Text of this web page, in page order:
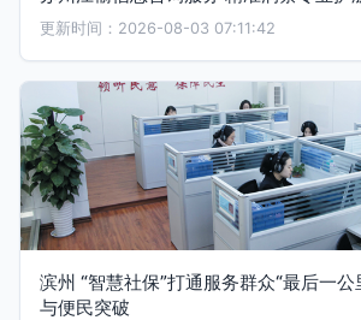
更新时间：2026-08-03 07:11:42
滨州 “智慧社保”打通服务群众“最后一
与便民突破